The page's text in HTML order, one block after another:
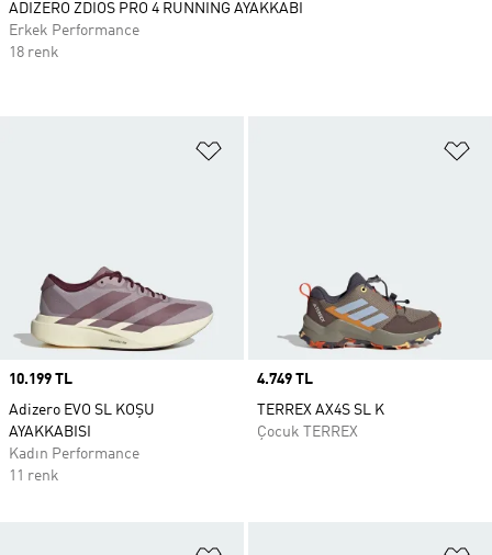
Price
10.199 TL
Adizero EVO SL KOŞU
AYAKKABISI
Kadın Performance
11 renk
Price
4.749 TL
TERREX AX4S SL K
Çocuk TERREX
ADIZERO ZDIOS PRO 4 RUNNING AYAKKABI
Erkek Performance
18 renk